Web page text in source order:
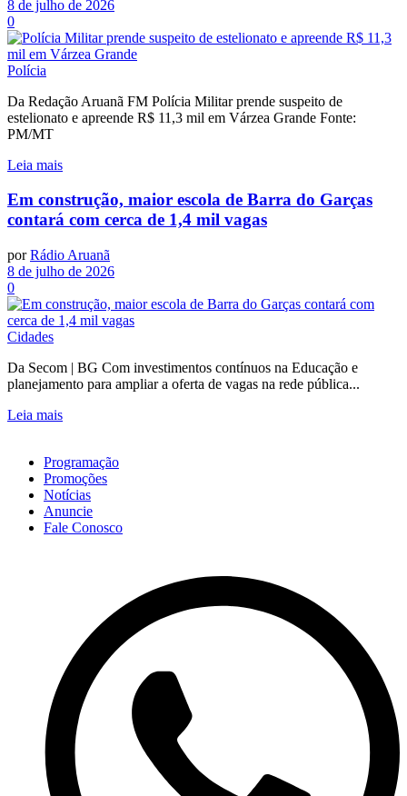
8 de julho de 2026
0
Polícia
Da Redação Aruanã FM Polícia Militar prende suspeito de
estelionato e apreende R$ 11,3 mil em Várzea Grande Fonte:
PM/MT
Leia mais
Em construção, maior escola de Barra do Garças
contará com cerca de 1,4 mil vagas
por Rádio Aruanã
8 de julho de 2026
0
Cidades
Da Secom | BG Com investimentos contínuos na Educação e
planejamento para ampliar a oferta de vagas na rede pública...
Leia mais
Programação
Promoções
Notícias
Anuncie
Fale Conosco